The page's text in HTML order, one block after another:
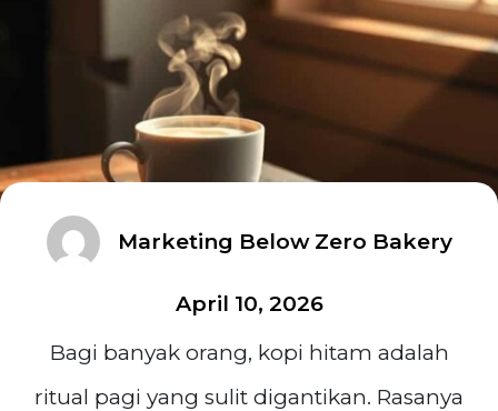
Marketing Below Zero Bakery
April 10, 2026
Bagi banyak orang, kopi hitam adalah
ritual pagi yang sulit digantikan. Rasanya